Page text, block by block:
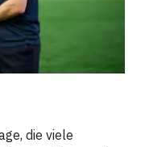
die viele